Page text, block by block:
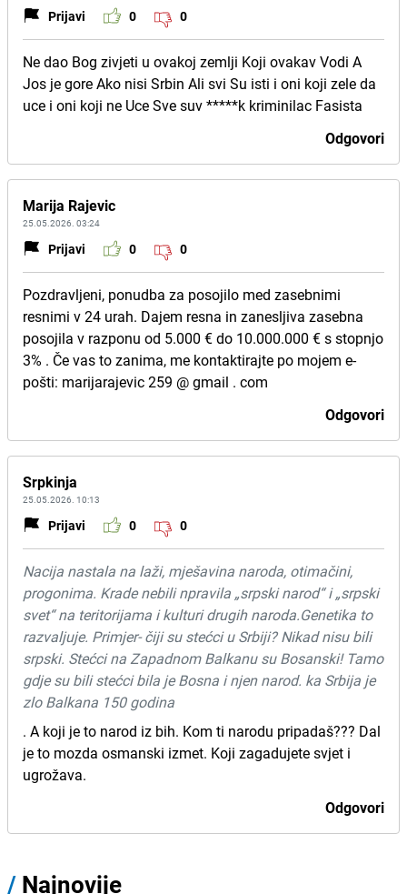
Prijavi 0 0
Ne dao Bog zivjeti u ovakoj zemlji Koji ovakav Vodi A
Jos je gore Ako nisi Srbin Ali svi Su isti i oni koji zele da
uce i oni koji ne Uce Sve suv *****k kriminilac Fasista
Odgovori
Marija Rajevic
25.05.2026. 03:24
Prijavi 0 0
Pozdravljeni, ponudba za posojilo med zasebnimi
resnimi v 24 urah. Dajem resna in zanesljiva zasebna
posojila v razponu od 5.000 € do 10.000.000 € s stopnjo
3% . Če vas to zanima, me kontaktirajte po mojem e-
pošti: marijarajevic 259 @ gmail . com
Odgovori
Srpkinja
25.05.2026. 10:13
Prijavi 0 0
Nacija nastala na laži, mješavina naroda, otimačini,
progonima. Krade nebili npravila „srpski narod“ i „srpski
svet“ na teritorijama i kulturi drugih naroda.Genetika to
razvaljuje. Primjer- čiji su stećci u Srbiji? Nikad nisu bili
srpski. Stećci na Zapadnom Balkanu su Bosanski! Tamo
gdje su bili stećci bila je Bosna i njen narod. ka Srbija je
zlo Balkana 150 godina
. A koji je to narod iz bih. Kom ti narodu pripadaš??? Dal
je to mozda osmanski izmet. Koji zagadujete svjet i
ugrožava.
Odgovori
/ Najnovije